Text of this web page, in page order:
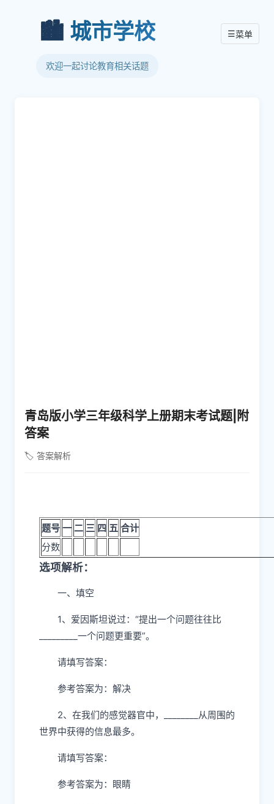
🏙️ 城市学校
欢迎一起讨论教育相关话题
☰菜单
青岛版小学三年级科学上册期末考试题|附
答案
🏷️ 答案解析
题号 一 二 三 四 五 合计
分数
选项解析：
一、填空
1、爱因斯坦说过：“提出一个问题往往比
_________一个问题更重要”。
请填写答案：
参考答案为：解决
2、在我们的感觉器官中，________从周围的
世界中获得的信息最多。
请填写答案：
参考答案为：眼睛